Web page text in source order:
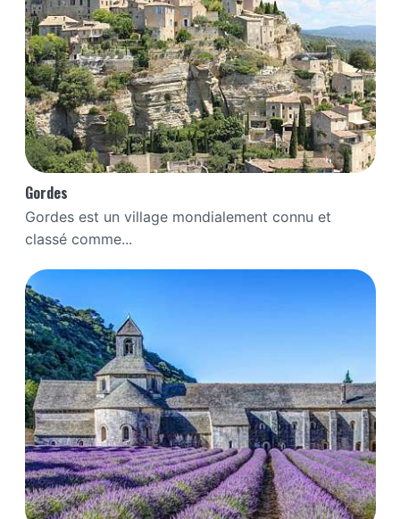
Gordes
Gordes est un village mondialement connu et
classé comme...